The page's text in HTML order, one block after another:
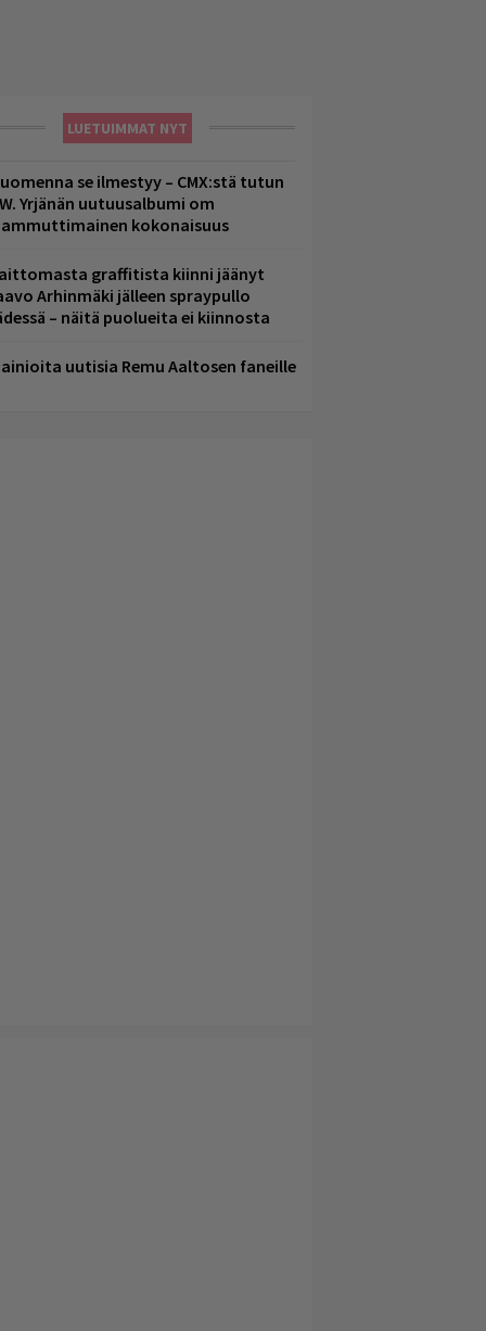
LUETUIMMAT NYT
se ilmestyy – CMX:stä tutun
Yrjänän uutuusalbumi om
kokonaisuus
graffitista kiinni jäänyt
Arhinmäki jälleen spraypullo
– näitä puolueita ei kiinnosta
uutisia Remu Aaltosen faneille